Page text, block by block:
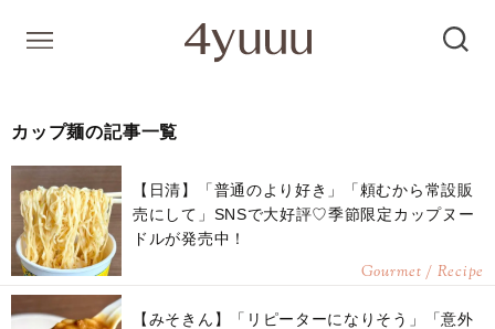
カップ麺の記事一覧
【日清】「普通のより好き」「頼むから常設販
売にして」SNSで大好評♡季節限定カップヌー
ドルが発売中！
Gourmet / Recipe
【みそきん】「リピーターになりそう」「意外